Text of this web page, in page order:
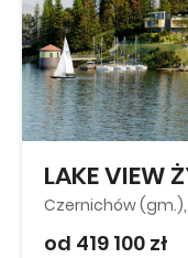
LAKE VIEW
Czernichów
od 419 100 zł